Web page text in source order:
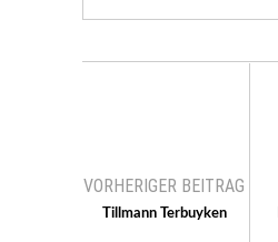
VORHERIGER BEITRAG
Tillmann Terbuyken